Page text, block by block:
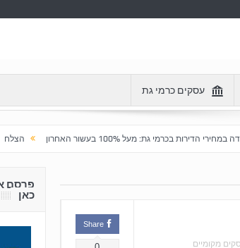
עסקים כרמי גת
100% בעשור האחרון הצלחה לשלב א' ברובע
מקומיים
Share
פרסם
כאן